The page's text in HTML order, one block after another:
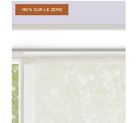
-50% SUR LE 2ÈME